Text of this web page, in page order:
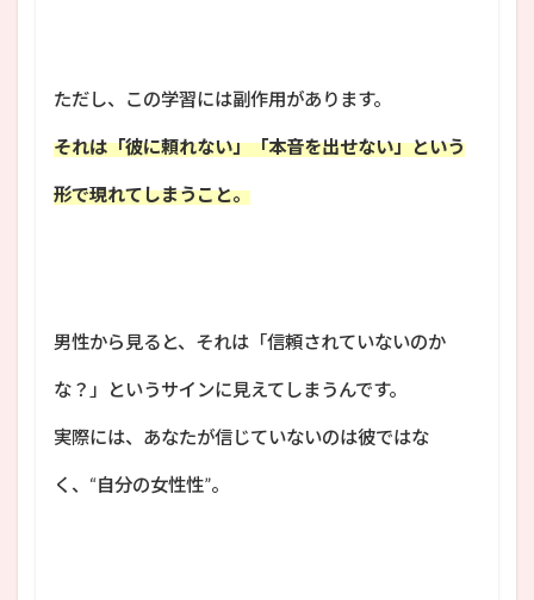
ただし、この学習には副作用があります。
それは「彼に頼れない」「本音を出せない」という
形で現れてしまうこと。
男性から見ると、それは「信頼されていないのか
な？」というサインに見えてしまうんです。
実際には、あなたが信じていないのは彼ではな
く、“自分の女性性”。